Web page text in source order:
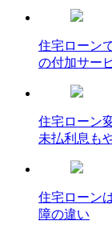
住宅ローン
の付加サー
住宅ローン
未払利息も
住宅ローン
障の違い